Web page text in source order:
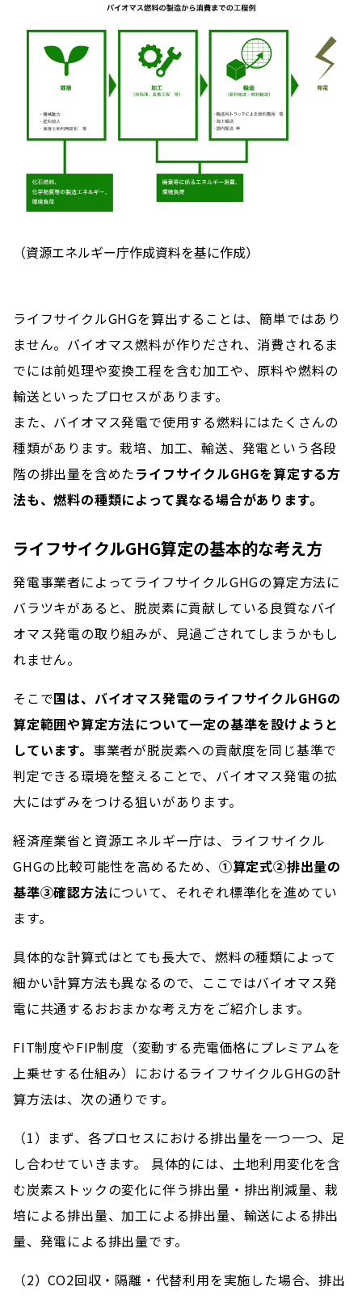
（資源エネルギー庁作成資料を基に作成）
ライフサイクルGHGを算出することは、簡単ではあり
ません。バイオマス燃料が作りだされ、消費されるま
でには前処理や変換工程を含む加工や、原料や燃料の
輸送といったプロセスがあります。
また、バイオマス発電で使用する燃料にはたくさんの
種類があります。栽培、加工、輸送、発電という各段
階の排出量を含めたライフサイクルGHGを算定する方
法も、燃料の種類によって異なる場合があります。
ライフサイクルGHG算定の基本的な考え方
発電事業者によってライフサイクルGHGの算定方法に
バラツキがあると、脱炭素に貢献している良質なバイ
オマス発電の取り組みが、見過ごされてしまうかもし
れません。
そこで国は、バイオマス発電のライフサイクルGHGの
算定範囲や算定方法について一定の基準を設けようと
しています。 事業者が脱炭素への貢献度を同じ基準で
判定できる環境を整えることで、バイオマス発電の拡
大にはずみをつける狙いがあります。
経済産業省と資源エネルギー庁は、ライフサイクル
GHGの比較可能性を高めるため、 ①算定式②排出量の
基準③確認方法について、それぞれ標準化を進めてい
ます。
具体的な計算式はとても長大で、燃料の種類によって
細かい計算方法も異なるので、ここではバイオマス発
電に共通するおおまかな考え方をご紹介します。
FIT制度やFIP制度（変動する売電価格にプレミアムを
上乗せする仕組み）におけるライフサイクルGHGの計
算方法は、次の通りです。
（1）まず、各プロセスにおける排出量を一つ一つ、足
し合わせていきます。 具体的には、土地利用変化を含
む炭素ストックの変化に伴う排出量・排出削減量、栽
培による排出量、加工による排出量、輸送による排出
量、発電による排出量です。
（2）CO2回収・隔離・代替利用を実施した場合、排出